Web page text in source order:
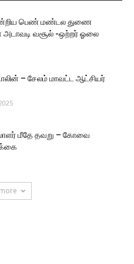
பெண் மண்டல துணை
அடாவடி வசூல் -ஒற்றர் ஓலை
– சேலம் மாவட்ட ஆட்சியர்
மீதே தவறு – கோவை